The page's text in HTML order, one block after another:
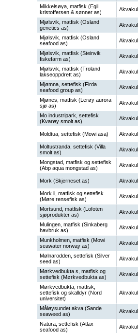
Mikkelsøya, matfisk (Egil
kristoffersen & sønner as)
Mjølsvik, matfisk (Osland
genetics as)
Mjølsvik, matfisk (Osland
seafood as)
Mjølsvik, matfisk (Steinvik
fiskefarm as)
Mjølsvik, matfisk (Troland
lakseoppdrett as)
Mjømna, settefisk (Firda
seafood group as)
Mjønes, matfisk (Lerøy aurora
sjø as)
Mo industripark, settefisk
(Kvarøy smolt as)
Moldtua, settefisk (Mowi asa)
Moltustranda, settefisk (Villa
smolt as)
Mongstad, matfisk og settefisk
(Abp aqua mongstad as)
Mork (Skjerneset as)
Mork ii, matfisk og settefisk
(Møre rensefisk as)
Mortsund, matfisk (Lofoten
sjøprodukter as)
Mulingen, matfisk (Sinkaberg
havbruk as)
Munkholmen, matfisk (Mowi
seawater norway as)
Mølnarodden, settefisk (Silver
seed as)
Mørkvedbukta s, matfisk og
settefisk (Mørkvedbukta as)
Mørkvedbukta, matfisk,
settefisk og skalldyr (Nord
universitet)
Måløysundet akva (Sande
seaweed as)
Natura, settefisk (Atlax
seafood as)